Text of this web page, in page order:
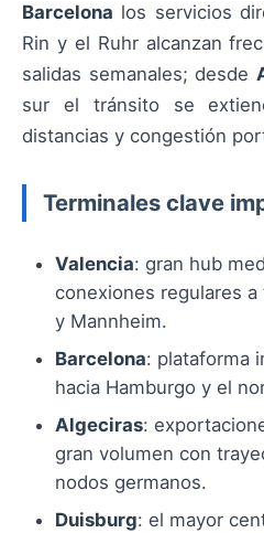
Barcelona los servicios
Rin y el Ruhr alcanzan
salidas semanales; desde
sur el tránsito se
distancias y congestión
Terminales clave
Valencia: gran hub
conexiones regulares
y Mannheim.
Barcelona: plataforma
hacia Hamburgo y el
Algeciras:
gran volumen con
nodos germanos.
Duisburg: el mayor